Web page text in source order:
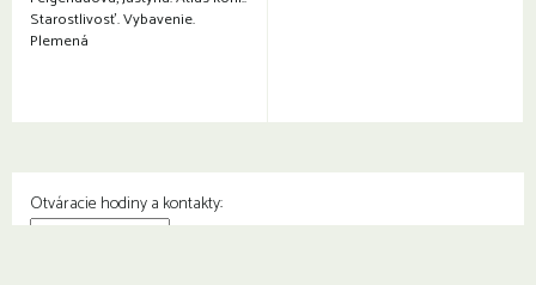
Starostlivosť. Vybavenie.
Plemená
Otváracie hodiny a kontakty: